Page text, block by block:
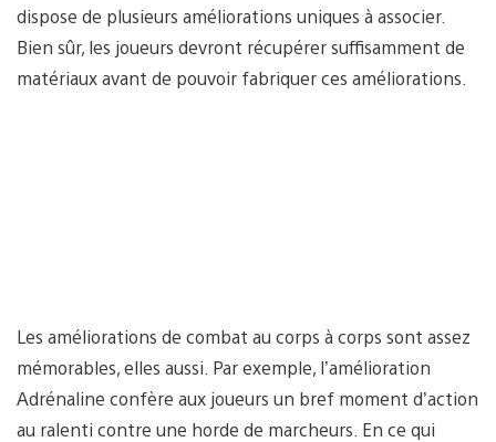
dispose de plusieurs améliorations uniques à associer.
Bien sûr, les joueurs devront récupérer suffisamment de
matériaux avant de pouvoir fabriquer ces améliorations.
Les améliorations de combat au corps à corps sont assez
mémorables, elles aussi. Par exemple, l’amélioration
Adrénaline confère aux joueurs un bref moment d’action
au ralenti contre une horde de marcheurs. En ce qui